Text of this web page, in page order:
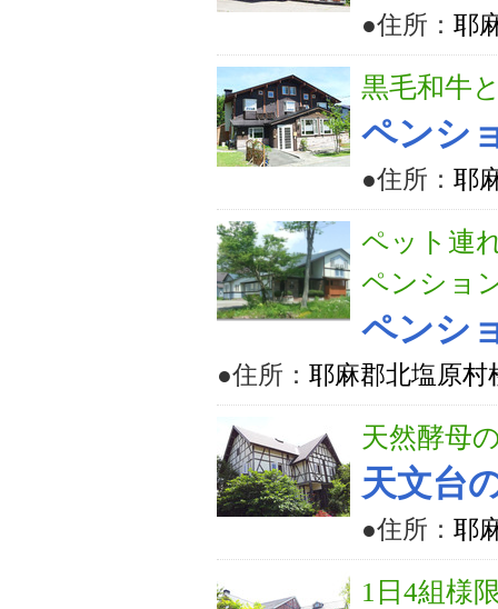
●住所： 耶
黒毛和牛
ペンシ
●住所： 耶
ペット連
ペンショ
ペンシ
●住所： 耶麻郡北塩原村
天然酵母
天文台
●住所： 耶
1日4組様